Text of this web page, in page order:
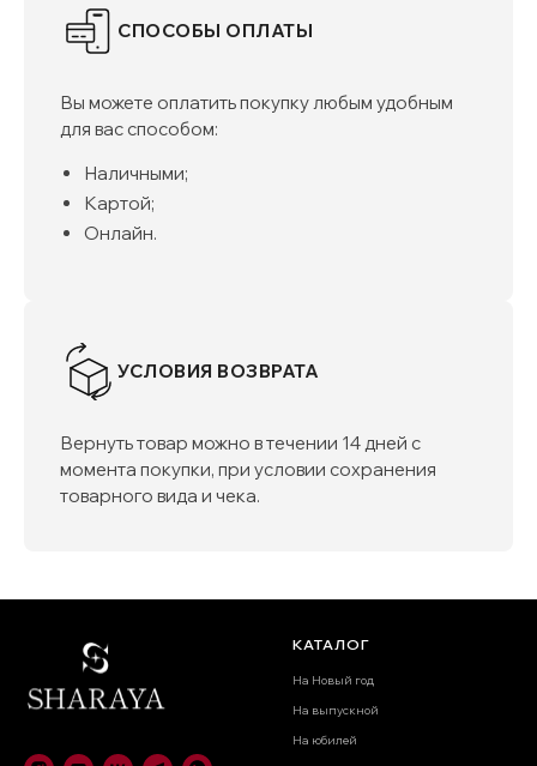
СПОСОБЫ ОПЛАТЫ
Вы можете оплатить покупку любым удобным
для вас способом:
Наличными;
Картой;
Онлайн.
УСЛОВИЯ ВОЗВРАТА
Вернуть товар можно в течении 14 дней с
момента покупки, при условии сохранения
товарного вида и чека.
КАТАЛОГ
На Новый год
На выпускной
На юбилей